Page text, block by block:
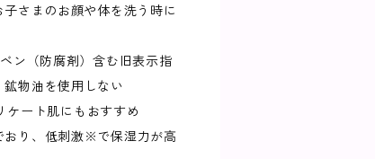
さまのお顔や体を洗う時に
ン（防腐剤）含む旧表示指
物油を使用しない
ート肌にもおすすめ
おり、低刺激※で保湿力が高